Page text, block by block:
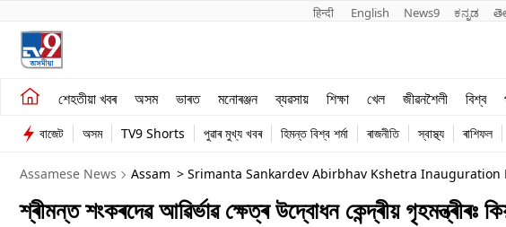
हिन्दी English News9 ಕನ್ನಡ
শেহতীয়া খবৰ অসম ভাৰত মনোৰঞ্জন ব্যৱসায় শিক্ষা খেল জীৱনশৈলী বিশ্ব
শেহতীয়া খবৰ
অসম
ভাৰত
ব্যৱসায়
খেল
বাজেট অসম TV9 Shorts পুৱাৰ মুখ্য খবৰ হিমন্ত বিশ্ব শৰ্মা ৰাজনীতি স্বাস্থ্য ৰাশিফল
Assamese News Assam > Srimanta Sankardev Abirbhav Kshetra
Assamese
শ্ৰীমন্ত শংকৰদেৱ আৱিৰ্ভাৱ ক্ষেত্ৰ উদ্বোধন কেন্দ্ৰীয়